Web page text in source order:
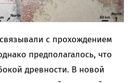
с прохождением
предполагалось, что
древности. В новой